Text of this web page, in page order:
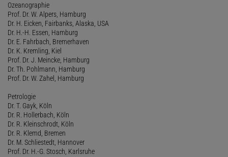
Ozeanographie
Prof. Dr. W. Alpers, Hamburg
Dr. H. Eicken, Fairbanks, Alaska, USA
Dr. H.-H. Essen, Hamburg
Dr. E. Fahrbach, Bremerhaven
Dr. K. Kremling, Kiel
Prof. Dr. J. Meincke, Hamburg
Dr. Th. Pohlmann, Hamburg
Prof. Dr. W. Zahel, Hamburg
Petrologie
Dr. T. Gayk, Köln
Dr. R. Hollerbach, Köln
Dr. R. Kleinschrodt, Köln
Dr. R. Klemd, Bremen
Dr. M. Schliestedt, Hannover
Prof. Dr. H.-G. Stosch, Karlsruhe